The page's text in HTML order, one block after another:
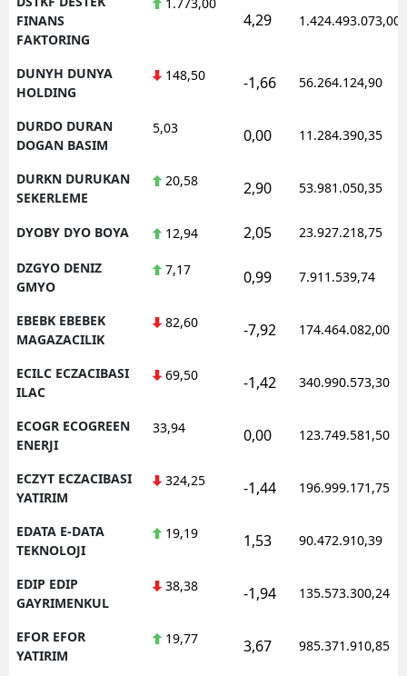
FINANS
FAKTORING
4,29 1.424.493.073,00
DUNYH DUNYA
HOLDING
148,50 -1,66 56.264.124,90
DURDO DURAN
DOGAN BASIM
5,03 0,00 11.284.390,35
DURKN DURUKAN
SEKERLEME
20,58 2,90 53.981.050,35
DYOBY DYO BOYA 12,94 2,05 23.927.218,75
DZGYO DENIZ
GMYO
7,17 0,99 7.911.539,74
EBEBK EBEBEK
MAGAZACILIK
82,60 -7,92 174.464.082,00
ECILC ECZACIBASI
ILAC
69,50 -1,42 340.990.573,30
ECOGR ECOGREEN
ENERJI
33,94 0,00 123.749.581,50
ECZYT ECZACIBASI
YATIRIM
324,25 -1,44 196.999.171,75
EDATA E-DATA
TEKNOLOJI
19,19 1,53 90.472.910,39
EDIP EDIP
GAYRIMENKUL
38,38 -1,94 135.573.300,24
EFOR EFOR
YATIRIM
19,77 3,67 985.371.910,85